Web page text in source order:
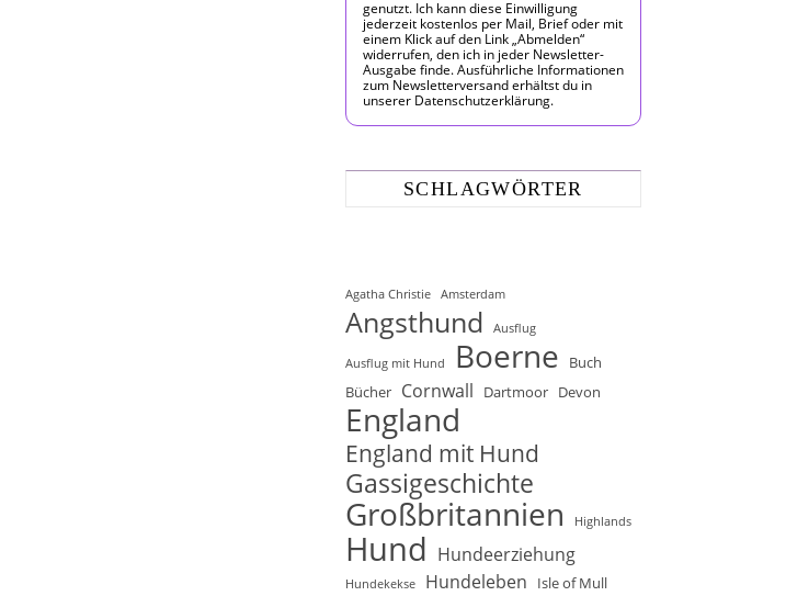
genutzt. Ich kann diese Einwilligung
jederzeit kostenlos per Mail, Brief oder mit
einem Klick auf den Link „Abmelden“
widerrufen, den ich in jeder Newsletter-
Ausgabe finde. Ausführliche Informationen
zum Newsletterversand erhältst du in
unserer Datenschutzerklärung.
SCHLAGWÖRTER
Agatha Christie Amsterdam
Angsthund Ausflug
Ausflug mit Hund Boerne
Buch
Bücher Cornwall Dartmoor Devon
England
England mit Hund
Gassigeschichte
Großbritannien Highlands
Hund Hundeerziehung
Hundekekse Hundeleben Isle of Mull